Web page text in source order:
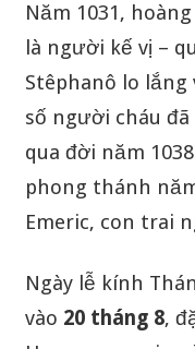
Năm 1031,
là người kế vị –
Stêphanô lo
số người cháu
qua đời năm
phong thánh
Emeric, con trai
Ngày lễ kính
vào 20 tháng 8,